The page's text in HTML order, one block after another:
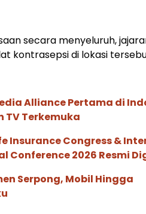
secara menyeluruh,
kontrasepsi di lokasi
Alliance Pertama di
TV Terkemuka
Insurance Congress &
Conference 2026 Resmi
Serpong, Mobil Hingga